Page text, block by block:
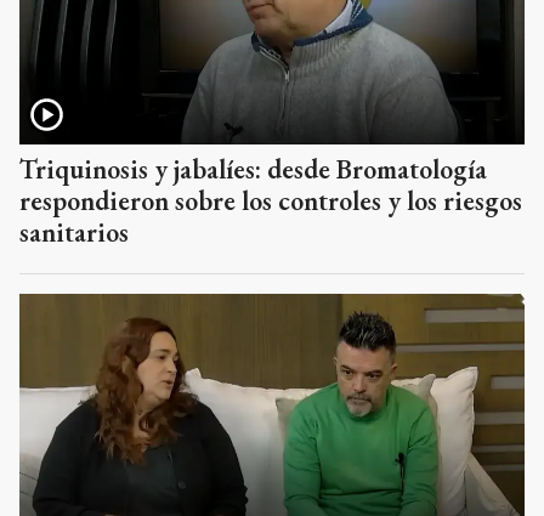
Triquinosis y jabalíes: desde Bromatología
respondieron sobre los controles y los riesgos
sanitarios